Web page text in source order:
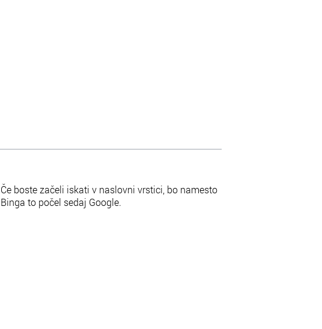
Če boste začeli iskati v naslovni vrstici, bo namesto
Binga to počel sedaj Google.